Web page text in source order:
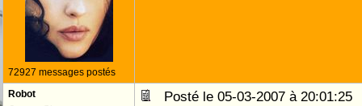
72927 messages postés
Robot
Posté le 05-03-2007 à